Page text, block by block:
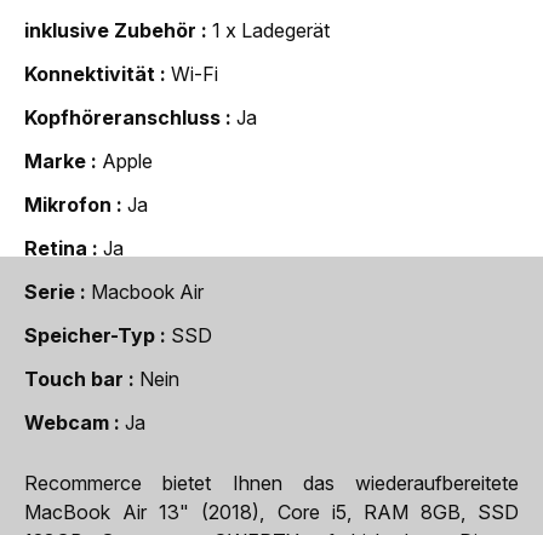
inklusive Zubehör
1 x Ladegerät
Konnektivität
Wi-Fi
Kopfhöreranschluss
Ja
Marke
Apple
Mikrofon
Ja
Retina
Ja
Serie
Macbook Air
Speicher-Typ
SSD
Touch bar
Nein
Webcam
Ja
Recommerce bietet Ihnen das wiederaufbereitete
MacBook Air 13" (2018), Core i5, RAM 8GB, SSD